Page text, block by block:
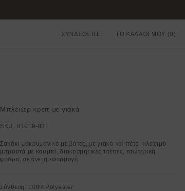
ΣΥΝΔΕΘΕΙΤΕ ΤΟ ΚΑΛΑΘΙ ΜΟΥ
Μπλέιζερ κρεπ με γιακά
SKU: 81019-031
Σακάκι μακρυμάνικο με βάτες, με γιακά και πέτο, κλείειμο
μπροστά με κουμπί, διακοσμητικές τσέπες, εσωτερική
φόδρα, σε άνετη εφαρμογή
Σύνθεση: 100%Polyester